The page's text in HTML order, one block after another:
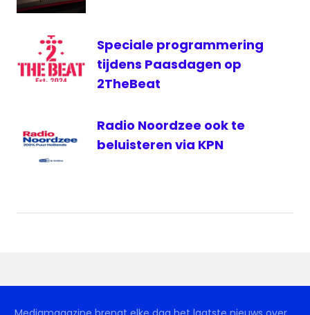
Speciale programmering
tijdens Paasdagen op
2TheBeat
Radio Noordzee ook te
beluisteren via KPN